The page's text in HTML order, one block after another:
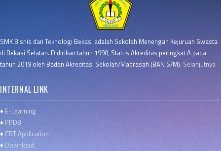
SMK Bisnis dan Teknologi Bekasi adalah Sekolah Menengah Kejuruan Swasta
di Bekasi Selatan. Didirikan tahun 1998, Status Akreditas peringkat A pada
tahun 2019 oleh Badan Akreditasi Sekolah/Madrasah (BAN S/M). Selanjutnya
INTERNAL LINK
♦ E-Learning
♦ PPDB
♦ CBT Application
♦ Download